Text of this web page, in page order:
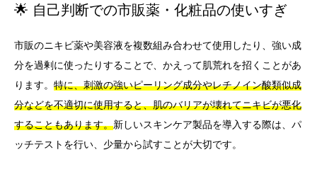
🌟 自己判断での市販薬・化粧品の使いすぎ
市販のニキビ薬や美容液を複数組み合わせて使用したり、強い成
分を過剰に使ったりすることで、かえって肌荒れを招くことがあ
ります。 特に、刺激の強いピーリング成分やレチノイン酸類似成
分などを不適切に使用すると、肌のバリアが壊れてニキビが悪化
することもあります。新しいスキンケア製品を導入する際は、パ
ッチテストを行い、少量から試すことが大切です。